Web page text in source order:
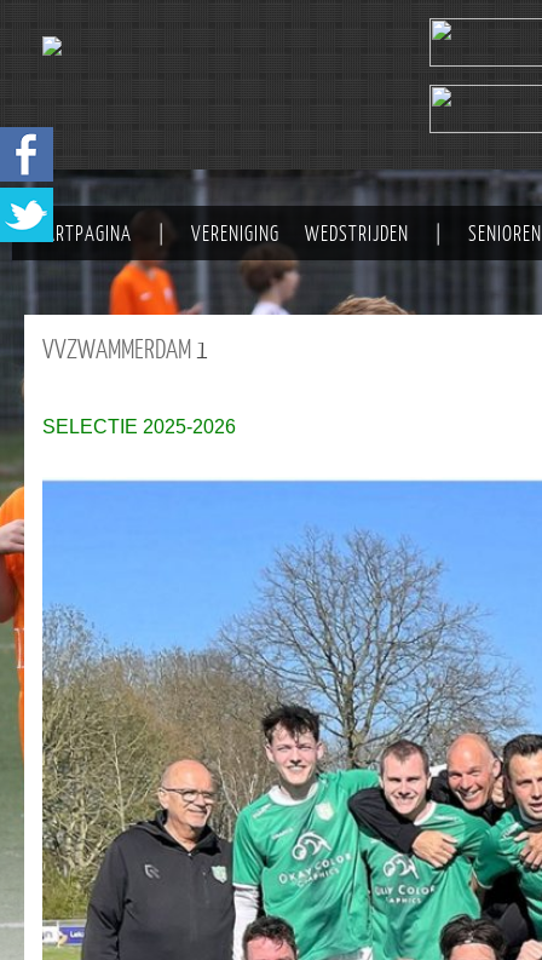
STARTPAGINA VERENIGING WEDSTRIJDEN SENIOREN
VVZWAMMERDAM1
SELECTIE 2025-2026